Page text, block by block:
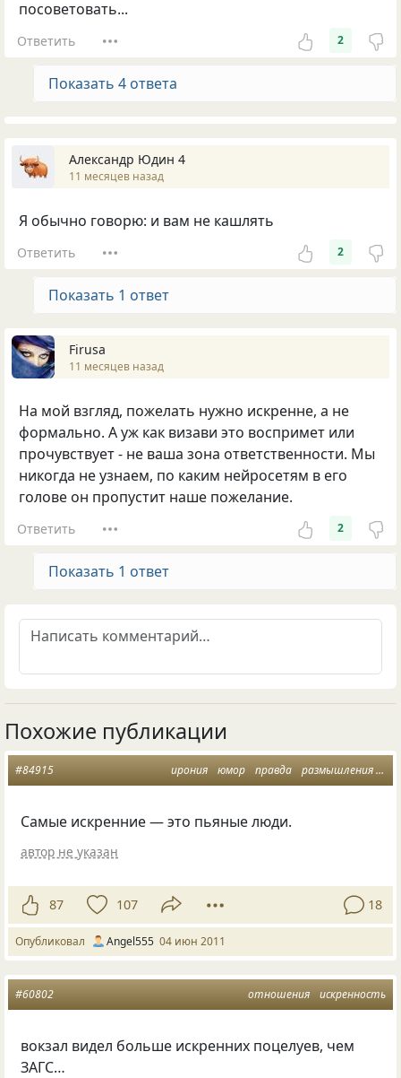
посоветовать...
Ответить 2
Показать 4 ответа
Александр Юдин 4
11 месяцев назад
Я обычно говорю: и вам не кашлять
Ответить 2
Показать 1 ответ
Firusa
11 месяцев назад
На мой взгляд, пожелать нужно искренне, а не
формально. А уж как визави это воспримет или
прочувствует - не ваша зона ответственности. Мы
никогда не узнаем, по каким нейросетям в его
голове он пропустит наше пожелание.
Ответить 2
Показать 1 ответ
Похожие публикации
ирония юмор правда размышления
#84915
Самые искренние — это пьяные люди.
автор не указан
87 107 18
Опубликовал Аngel555 04 июн 2011
отношения искренность
#60802
вокзал видел больше искренних поцелуев, чем
ЗАГС…